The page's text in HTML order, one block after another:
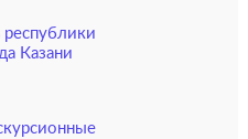
республики
Казани